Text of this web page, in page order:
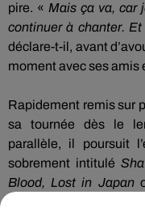
pire. « Mais ça va, car
continuer à chanter. Et
déclare-t-il, avant
moment avec ses amis
Rapidement remis sur
sa tournée dès le
parallèle, il poursuit
sobrement intitulé
Blood, Lost in Japan